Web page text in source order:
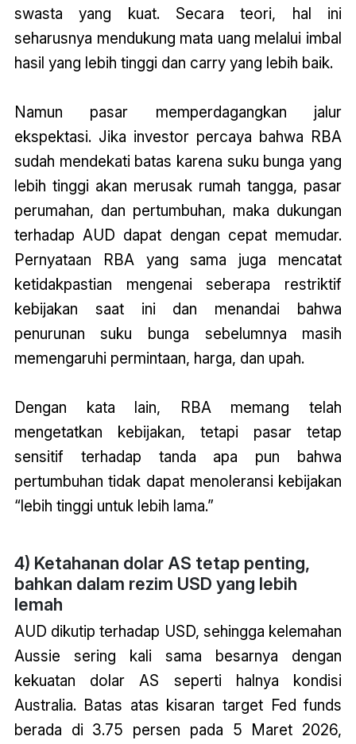
swasta yang kuat. Secara teori, hal ini
seharusnya mendukung mata uang melalui imbal
hasil yang lebih tinggi dan carry yang lebih baik.
Namun pasar memperdagangkan jalur
ekspektasi. Jika investor percaya bahwa RBA
sudah mendekati batas karena suku bunga yang
lebih tinggi akan merusak rumah tangga, pasar
perumahan, dan pertumbuhan, maka dukungan
terhadap AUD dapat dengan cepat memudar.
Pernyataan RBA yang sama juga mencatat
ketidakpastian mengenai seberapa restriktif
kebijakan saat ini dan menandai bahwa
penurunan suku bunga sebelumnya masih
memengaruhi permintaan, harga, dan upah.
Dengan kata lain, RBA memang telah
mengetatkan kebijakan, tetapi pasar tetap
sensitif terhadap tanda apa pun bahwa
pertumbuhan tidak dapat menoleransi kebijakan
“lebih tinggi untuk lebih lama.”
4) Ketahanan dolar AS tetap penting,
bahkan dalam rezim USD yang lebih
lemah
AUD dikutip terhadap USD, sehingga kelemahan
Aussie sering kali sama besarnya dengan
kekuatan dolar AS seperti halnya kondisi
Australia. Batas atas kisaran target Fed funds
berada di 3.75 persen pada 5 Maret 2026,